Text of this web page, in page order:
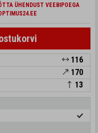
ÜHENDUST VEEBIPOEGA
116
170
13